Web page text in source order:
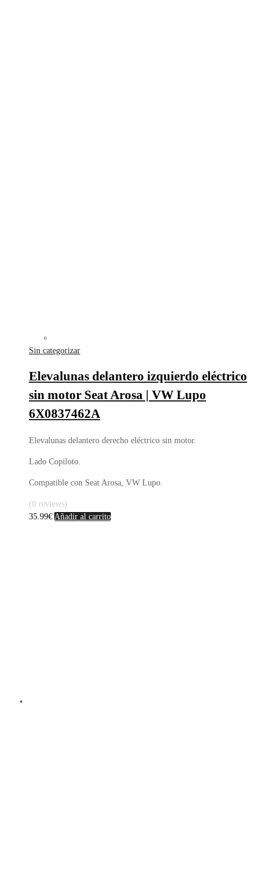
Sin categorizar
Elevalunas delantero izquierdo eléctrico
sin motor Seat Arosa | VW Lupo
6X0837462A
Elevalunas delantero derecho eléctrico sin motor.
Lado Copiloto.
Compatible con Seat Arosa, VW Lupo.
(0 reviews)
35.99€ Añadir al carrito